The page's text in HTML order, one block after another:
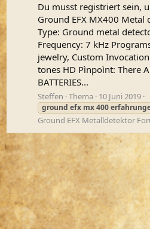
Du musst registriert sein,
Ground EFX MX400 Metal
Type: Ground metal
Frequency: 7 kHz
jewelry, Custom
tones HD Pìnpoìnt: There
BATTERIES...
Steffen Thema 10 Juni 2019
ground efx mx400
Ground EFX Metalldetektor